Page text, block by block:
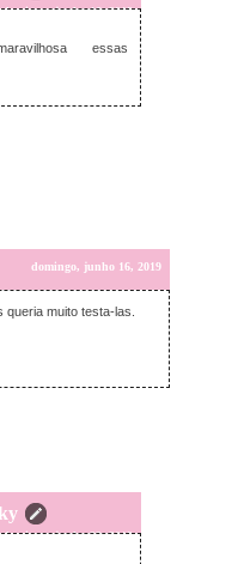
domingo, junho 16, 2019
essas
domingo, junho 16, 2019
muito testa-las.
domingo, junho 23, 2019